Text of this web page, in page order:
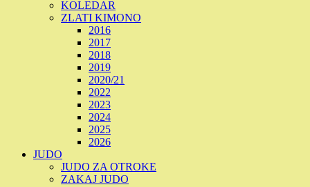
KOLEDAR
ZLATI KIMONO
2016
2017
2018
2019
2020/21
2022
2023
2024
2025
2026
JUDO
JUDO ZA OTROKE
ZAKAJ JUDO